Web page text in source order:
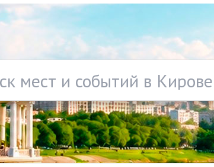
мест и событий в Кирове